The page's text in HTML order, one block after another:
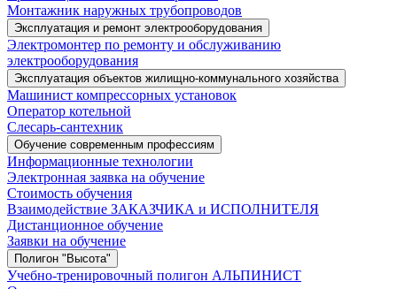
Монтажник наружных трубопроводов
Эксплуатация и ремонт электрооборудования
Электромонтер по ремонту и обслуживанию
электрооборудования
Эксплуатация объектов жилищно-коммунального хозяйства
Машинист компрессорных установок
Оператор котельной
Слесарь-сантехник
Обучение современным профессиям
Информационные технологии
Электронная заявка на обучение
Стоимость обучения
Взаимодействие ЗАКАЗЧИКА и ИСПОЛНИТЕЛЯ
Дистанционное обучение
Заявки на обучение
Полигон "Высота"
Учебно-тренировочный полигон АЛЬПИНИСТ